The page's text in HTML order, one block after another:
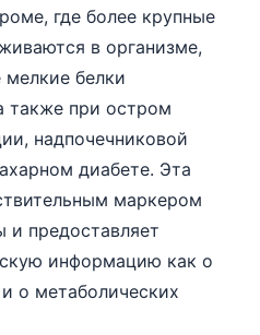
где более крупные
в организме,
мелкие белки
также при остром
надпочечниковой
диабете. Эта
маркером
и предоставляет
информацию как о
о метаболических